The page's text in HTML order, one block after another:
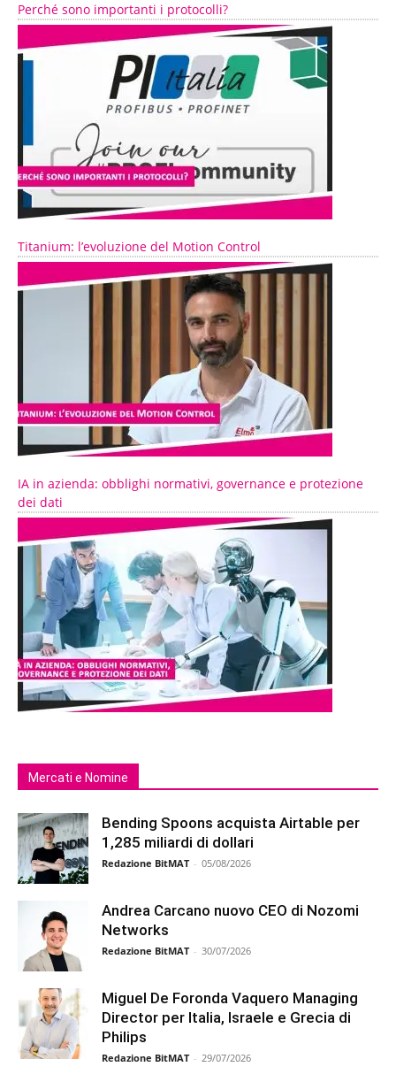
Perché sono importanti i protocolli?
Titanium: l’evoluzione del Motion Control
IA in azienda: obblighi normativi, governance e protezione
dei dati
Mercati e Nomine
Bending Spoons acquista Airtable per
1,285 miliardi di dollari
Redazione BitMAT - 05/08/2026
Andrea Carcano nuovo CEO di Nozomi
Networks
Redazione BitMAT - 30/07/2026
Miguel De Foronda Vaquero Managing
Director per Italia, Israele e Grecia di
Philips
Redazione BitMAT - 29/07/2026